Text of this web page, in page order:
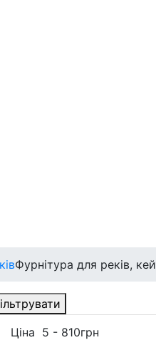
Фурнітура для реків,
Ціна 5 - 810грн